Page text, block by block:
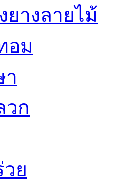
ยางลายไม้
อม
า
วก
ย